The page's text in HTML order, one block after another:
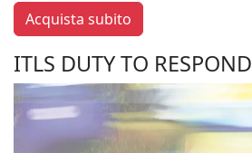
Acquista subito
ITLS DUTY TO RESPOND